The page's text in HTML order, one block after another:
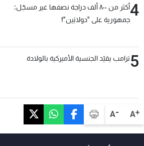
A+
A-
4
أكثر من ٨٠٠ ألف دراجة نصفها غير مسجّل:
جمهورية على "دولابَين"!
5ترامب يقيّد الجنسية الأميركية بالولادة